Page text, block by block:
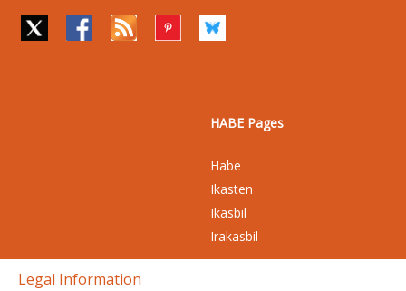
HABE Pages
Habe
Ikasten
Ikasbil
Irakasbil
Legal Information